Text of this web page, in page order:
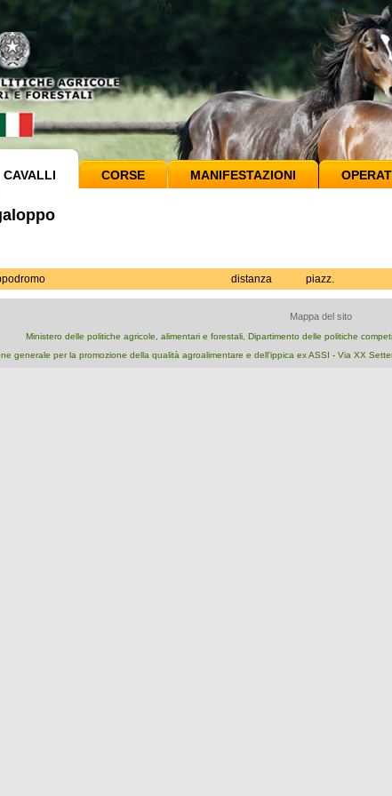
CAVALLI CORSE MANIFESTAZIONI
distanza piazz.
Mappa del sito
Ministero delle politiche agricole, alimentari e forestali, Dipartimento delle politiche
generale per la promozione della qualità agroalimentare e dell'ippica ex ASSI - Via XX